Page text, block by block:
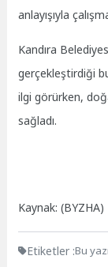
anlayışıyla
Kandıra
gerçekleştirdiği
ilgi görürken,
sağladı.
Kaynak:
Etiketler :Bu